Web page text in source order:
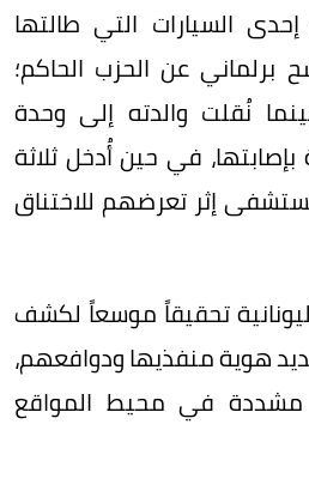
السيارات التي طالتها
برلماني عن الحزب الحاكم؛
نُقلت والدته إلى وحدة
بإصابتها، في حين أُدخل ثلاثة
إثر تعرضهم للاختناق
تحقيقاً موسعاً لكشف
هوية منفذيها ودوافعهم،
مشددة في محيط المواقع